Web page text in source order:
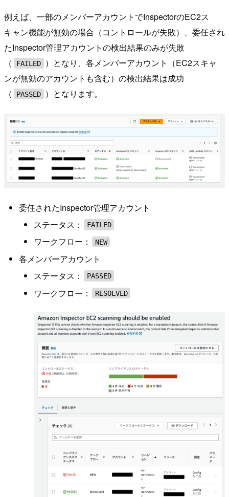
例えば、一部のメンバーアカウントでInspectorのEC2ス
キャン機能が無効の場合（コントロールが失敗）、委任され
たInspector管理アカウントの検出結果のみが失敗
（
FAILED
）となり、各メンバーアカウント（EC2スキャ
ンが無効のアカウントも含む）の検出結果は成功
（
PASSED ）となります。
委任されたInspector管理アカウント
ステータス：
FAILED
ワークフロー： NEW
各メンバーアカウント
ステータス：
PASSED
ワークフロー： RESOLVED